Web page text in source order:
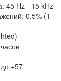
45 Hz - 15 kHz
0.5% (1
+57